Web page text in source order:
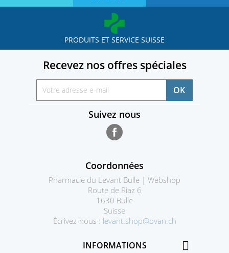
PRODUITS ET SERVICE SUISSE
Recevez nos offres spéciales
Suivez nous
Coordonnées
Pharmacie du Levant Bulle | Webshop
Route de Riaz 6
1630 Bulle
Suisse
Écrivez-nous : levant.shop@ovan.ch
INFORMATIONS 